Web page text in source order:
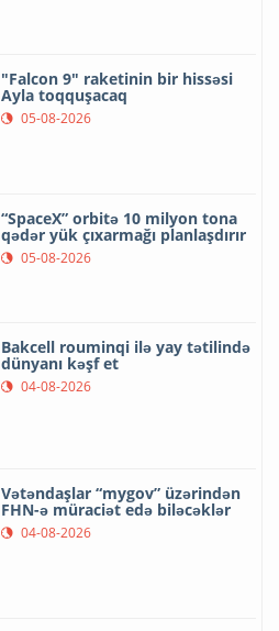
"Falcon 9" raketinin bir hissəsi
Ayla toqquşacaq
05-08-2026
“SpaceX” orbitə 10 milyon tona
qədər yük çıxarmağı planlaşdırır
05-08-2026
Bakcell rouminqi ilə yay tətilində
dünyanı kəşf et
04-08-2026
Vətəndaşlar “mygov” üzərindən
FHN-ə müraciət edə biləcəklər
04-08-2026